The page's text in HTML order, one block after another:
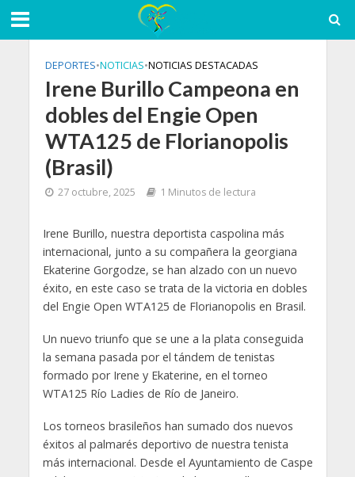
DEPORTES•NOTICIAS•NOTICIAS DESTACADAS
Irene Burillo Campeona en
dobles del Engie Open
WTA125 de Florianopolis
(Brasil)
27 octubre, 2025 1 Minutos de lectura
Irene Burillo, nuestra deportista caspolina más
internacional, junto a su compañera la georgiana
Ekaterine Gorgodze, se han alzado con un nuevo
éxito, en este caso se trata de la victoria en dobles
del Engie Open WTA125 de Florianopolis en Brasil.
Un nuevo triunfo que se une a la plata conseguida
la semana pasada por el tándem de tenistas
formado por Irene y Ekaterine, en el torneo
WTA125 Río Ladies de Río de Janeiro.
Los torneos brasileños han sumado dos nuevos
éxitos al palmarés deportivo de nuestra tenista
más internacional. Desde el Ayuntamiento de Caspe